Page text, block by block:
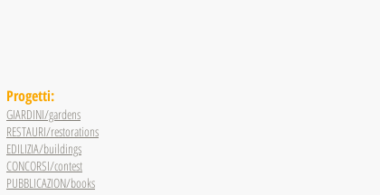
Progetti:
GIARDINI/gardens
RESTAURI/restorations
EDILIZIA/buildings
CONCORSI/contest
PUBBLICAZION/books